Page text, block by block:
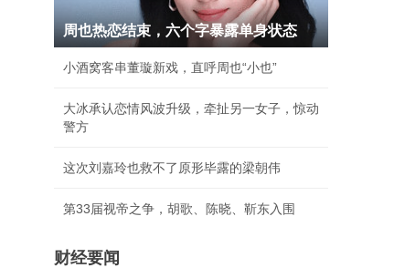
周也热恋结束，六个字暴露单身状态
小酒窝客串董璇新戏，直呼周也“小也”
大冰承认恋情风波升级，牵扯另一女子，惊动
警方
这次刘嘉玲也救不了原形毕露的梁朝伟
第33届视帝之争，胡歌、陈晓、靳东入围
财经要闻